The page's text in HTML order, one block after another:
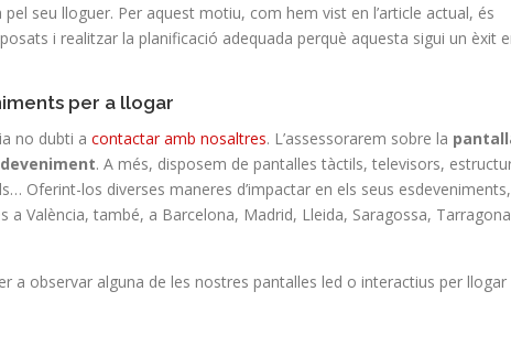
seu lloguer. Per aquest motiu, com hem vist en l’article actual, és
i realitzar la planificació adequada perquè aquesta sigui un èxit
per a llogar
no dubti a contactar amb nosaltres. L’assessorarem sobre la
. A més, disposem de pantalles tàctils, televisors,
Oferint-los diverses maneres d’impactar en els seus esdeveniments,
València, també, a Barcelona, Madrid, Lleida, Saragossa,
a observar alguna de les nostres pantalles led o interactius per llogar